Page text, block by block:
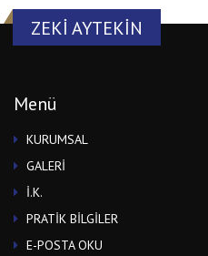
ZEKI AYTEKIN
Menü
KURUMSAL
GALERİ
İ.K.
PRATİK BİLGİLER
E-POSTA OKU